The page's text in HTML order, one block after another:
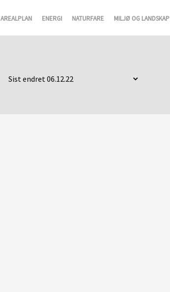
AREALPLAN ENERGI NATURFARE MILJØ OG LANDSKAP